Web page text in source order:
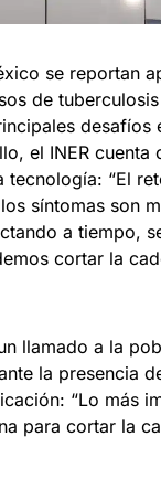
se reportan
de
desafíos
el INER cuenta
tecnología: “El
síntomas son
a tiempo,
cortar la
llamado a la
la presencia
“Lo más
para cortar la